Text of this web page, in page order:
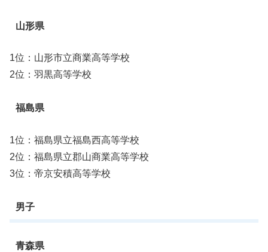
山形県
1位：山形市立商業高等学校
2位：羽黒高等学校
福島県
1位：福島県立福島西高等学校
2位：福島県立郡山商業高等学校
3位：帝京安積高等学校
男子
青森県